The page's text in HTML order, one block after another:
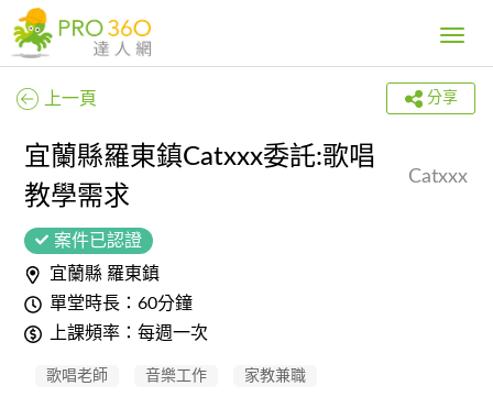
Toggle
上一頁 分享
宜蘭縣羅東鎮Catxxx委託:歌唱
教學需求
Catxxx
案件已認證
宜蘭縣 羅東鎮
單堂時長：60分鐘
上課頻率：每週一次
歌唱老師 音樂工作 家教兼職